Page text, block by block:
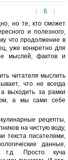
[ 6 ]
но те, кто сможет
и полезного,
что продолжение в
уже конкретно для
мыслей, фактов и
читателя мыслить
что не всегда
выходить за рамки
а мы сами себе
рецепты,
на чистую воду,
текста писателями,
данные,
Просто куча